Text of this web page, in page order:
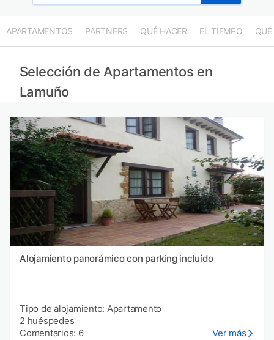
APARTAMENTOS PARTNERS QUÉ HACER EL TIEMPO QUÉ
Selección de Apartamentos en
Lamuño
Alojamiento panorámico con parking incluído
Tipo de alojamiento: Apartamento
2 huéspedes
Comentarios: 6
Ver más